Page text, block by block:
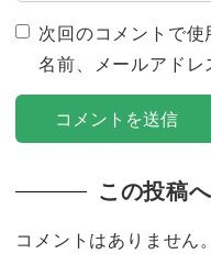
次回のコメントで
名前、メールアドレ
この投稿
コメントはありません。